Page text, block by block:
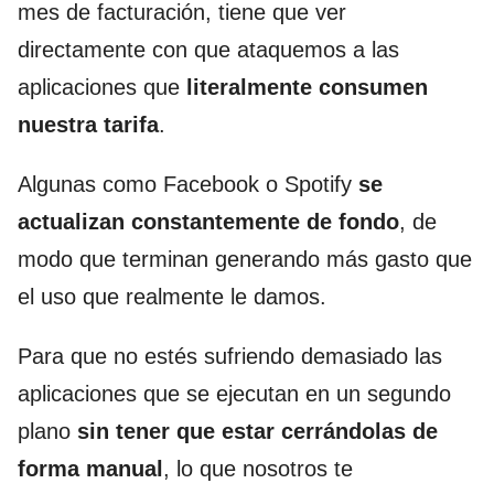
mes de facturación, tiene que ver
directamente con que ataquemos a las
aplicaciones que literalmente consumen
nuestra tarifa.
Algunas como Facebook o Spotify se
actualizan constantemente de fondo, de
modo que terminan generando más gasto que
el uso que realmente le damos.
Para que no estés sufriendo demasiado las
aplicaciones que se ejecutan en un segundo
plano sin tener que estar cerrándolas de
forma manual , lo que nosotros te